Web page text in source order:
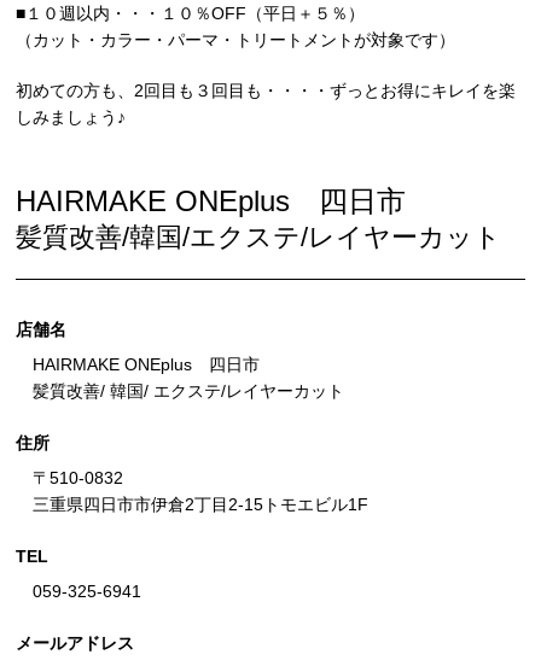
■１０週以内・・・１０％OFF（平日＋５％）
（カット・カラー・パーマ・トリートメントが対象です）
初めての方も、2回目も３回目も・・・・ずっとお得にキレイを楽
しみましょう♪
HAIRMAKE ONEplus 四日市
髪質改善/韓国/エクステ/レイヤーカット
店舗名
HAIRMAKE ONEplus 四日市
髪質改善/ 韓国/ エクステ/レイヤーカット
住所
〒510-0832
三重県四日市市伊倉2丁目2-15トモエビル1F
TEL
059-325-6941
メールアドレス